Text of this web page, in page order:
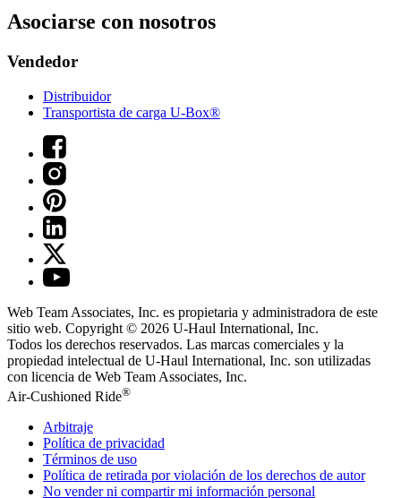
Asociarse con nosotros
Vendedor
Distribuidor
Transportista de carga U-Box®
Web Team Associates, Inc. es propietaria y administradora de este
sitio web. Copyright © 2026 U-Haul International, Inc.
Todos los derechos reservados. Las marcas comerciales y la
propiedad intelectual de U-Haul International, Inc. son utilizadas
con licencia de Web Team Associates, Inc.
Air-Cushioned Ride®
Arbitraje
Política de privacidad
Términos de uso
Política de retirada por violación de los derechos de autor
No vender ni compartir mi información personal